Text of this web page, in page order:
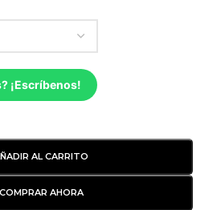
¡Escríbenos!
AL CARRITO
COMPRAR AHORA